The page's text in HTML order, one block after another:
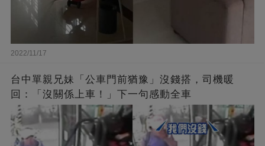
2022/11/17
台中單親兄妹「公車門前猶豫」沒錢搭，司機暖
回：「沒關係上車！」下一句感動全車